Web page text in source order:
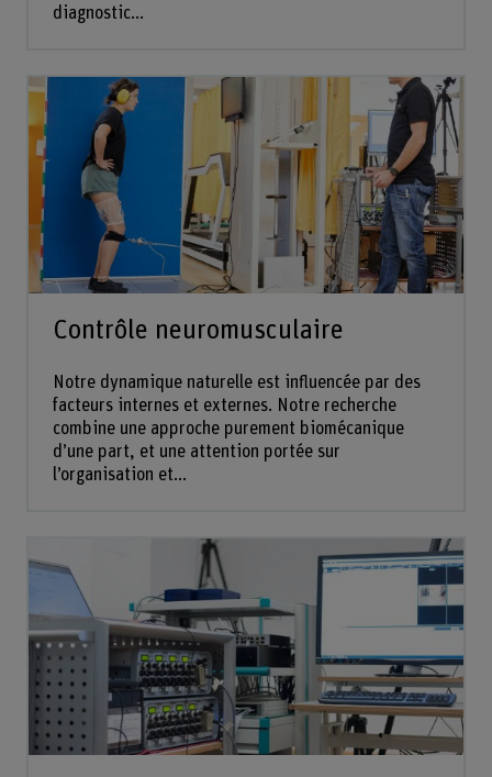
diagnostic...
Contrôle neuromusculaire
Notre dynamique naturelle est influencée par des
facteurs internes et externes. Notre recherche
combine une approche purement biomécanique
d’une part, et une attention portée sur
l’organisation et...